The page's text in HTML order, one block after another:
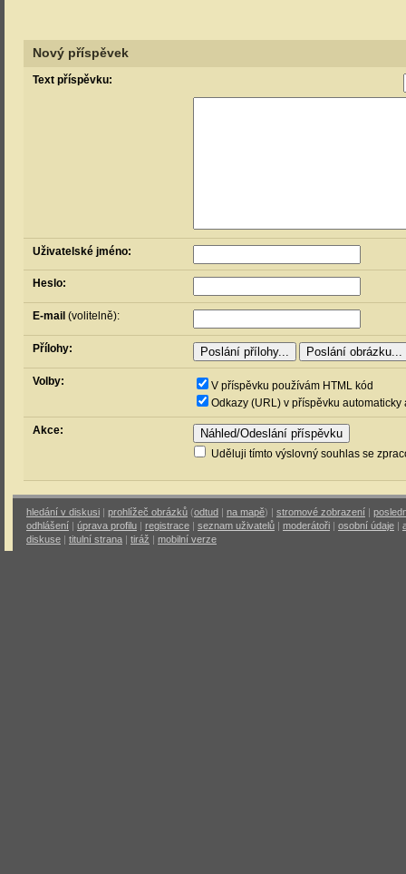
Nový příspěvek
Text příspěvku:
Uživatelské jméno:
Heslo:
E-mail (volitelně):
Přílohy:
Volby:
V příspěvku používám HTML kód
Odkazy (URL) v příspěvku automaticky
Akce:
Uděluji tímto výslovný souhlas se
hledání v diskusi | prohlížeč obrázků (odtud | na mapě) | stromové zobrazení |
odhlášení | úprava profilu | registrace | seznam uživatelů | moderátoři | osobní údaje |
diskuse | titulní strana | tiráž | mobilní verze